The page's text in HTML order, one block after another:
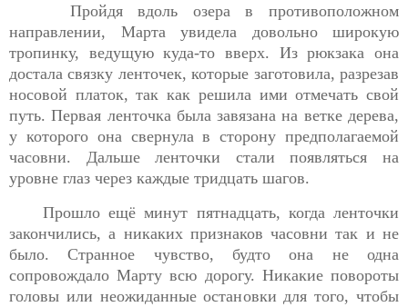
Пройдя вдоль озера в противоположном
направлении, Марта увидела довольно широкую
тропинку, ведущую куда-то вверх. Из рюкзака она
достала связку ленточек, которые заготовила, разрезав
носовой платок, так как решила ими отмечать свой
путь. Первая ленточка была завязана на ветке дерева,
у которого она свернула в сторону предполагаемой
часовни. Дальше ленточки стали появляться на
уровне глаз через каждые тридцать шагов.
Прошло ещё минут пятнадцать, когда ленточки
закончились, а никаких признаков часовни так и не
было. Странное чувство, будто она не одна
сопровождало Марту всю дорогу. Никакие повороты
головы или неожиданные остановки для того, чтобы